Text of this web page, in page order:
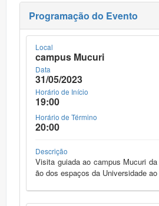
Programação do Evento
Local
campus Mucuri
Data
31/05/2023
Horário de Início
19:00
Horário de Término
20:00
Descrição
Visita guiada ao campus Mucuri
ão dos espaços da Universidade